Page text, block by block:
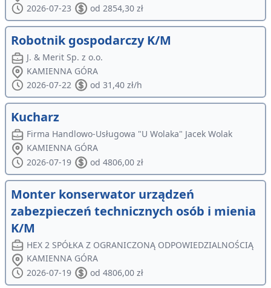
2026-07-23
od 2854,30 zł
Robotnik gospodarczy K/M
J. & Merit Sp. z o.o.
KAMIENNA GÓRA
2026-07-22
od 31,40 zł/h
Kucharz
Firma Handlowo-Usługowa "U Wolaka" Jacek Wolak
KAMIENNA GÓRA
2026-07-19
od 4806,00 zł
Monter konserwator urządzeń
zabezpieczeń technicznych osób i mienia
K/M
HEX 2 SPÓŁKA Z OGRANICZONĄ ODPOWIEDZIALNOŚCIĄ
KAMIENNA GÓRA
2026-07-19
od 4806,00 zł